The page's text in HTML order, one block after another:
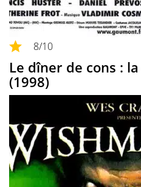
8/10
Le dîner de cons :
(1998)